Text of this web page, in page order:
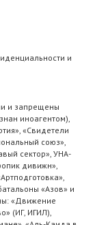
и
и запрещены
иноагентом),
«Свидетели
союз»,
сектор», УНА-
дивижн»,
«Азов» и
«Движение
(ИГ, ИГИЛ),